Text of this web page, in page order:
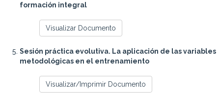
formación integral
Visualizar Documento
Sesión práctica evolutiva. La aplicación de las variables
metodológicas en el entrenamiento
Visualizar/Imprimir Documento